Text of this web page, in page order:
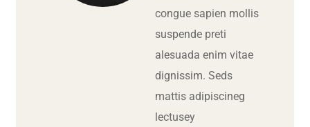
congue sapien mollis
suspende preti
alesuada enim vitae
dignissim. Seds
mattis adipiscineg
lectusey